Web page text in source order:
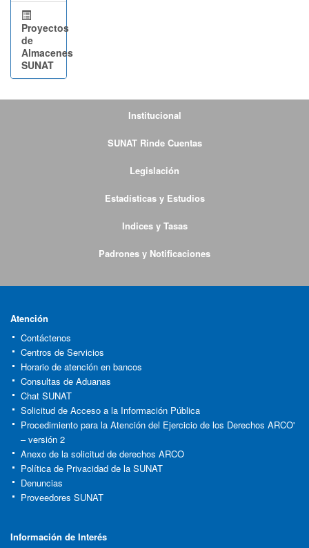
Proyectos
de
Almacenes
SUNAT
Institucional
SUNAT Rinde Cuentas
Legislación
Estadísticas y Estudios
Indices y Tasas
Padrones y Notificaciones
Atención
Contáctenos
Centros de Servicios
Horario de atención en bancos
Consultas de Aduanas
Chat SUNAT
Solicitud de Acceso a la Información Pública
Procedimiento para la Atención del Ejercicio de los Derechos ARCO'
– versión 2
Anexo de la solicitud de derechos ARCO
Política de Privacidad de la SUNAT
Denuncias
Proveedores SUNAT
Información de Interés